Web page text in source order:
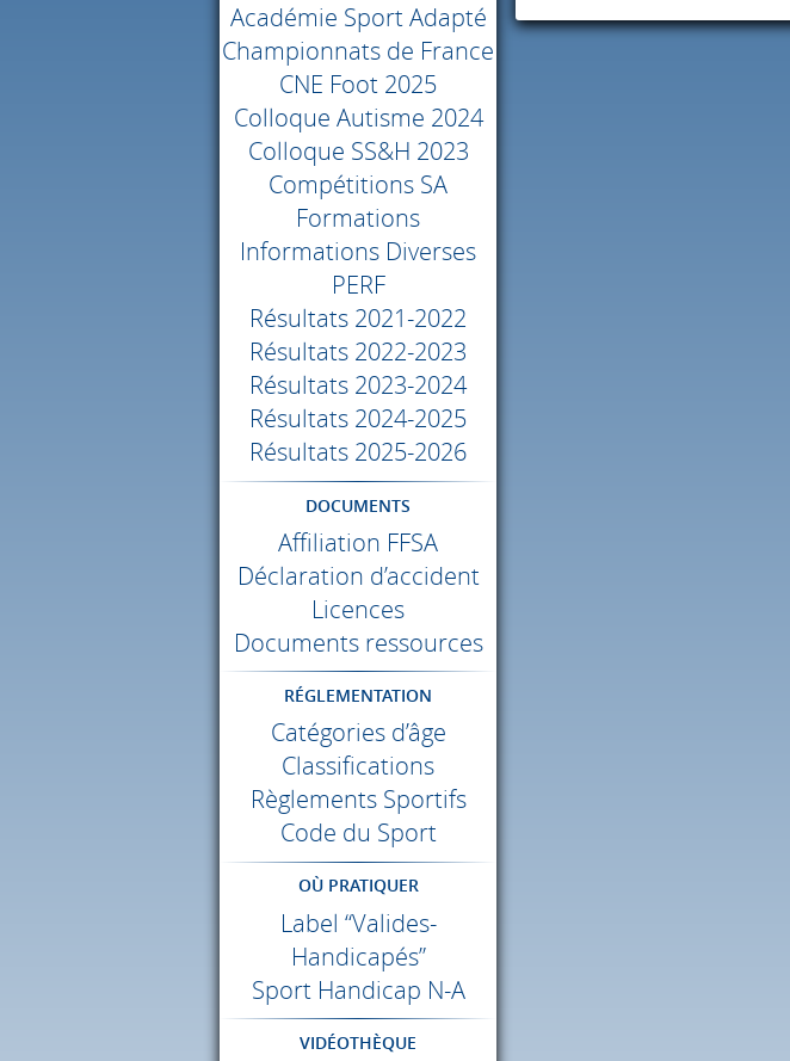
Académie Sport Adapté
Championnats de France
CNE Foot 2025
Colloque Autisme 2024
Colloque SS&H 2023
Compétitions SA
Formations
Informations Diverses
PERF
Résultats 2021-2022
Résultats 2022-2023
Résultats 2023-2024
Résultats 2024-2025
Résultats 2025-2026
DOCUMENTS
Affiliation FFSA
Déclaration d’accident
Licences
Documents ressources
RÉGLEMENTATION
Catégories d’âge
Classifications
Règlements Sportifs
Code du Sport
OÙ PRATIQUER
Label “Valides-
Handicapés”
Sport Handicap N-A
VIDÉOTHÈQUE